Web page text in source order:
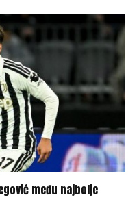
među najbolje